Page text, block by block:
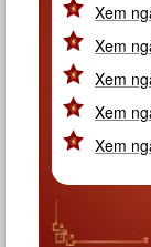
Xem
Xem
Xem
Xem
Xem